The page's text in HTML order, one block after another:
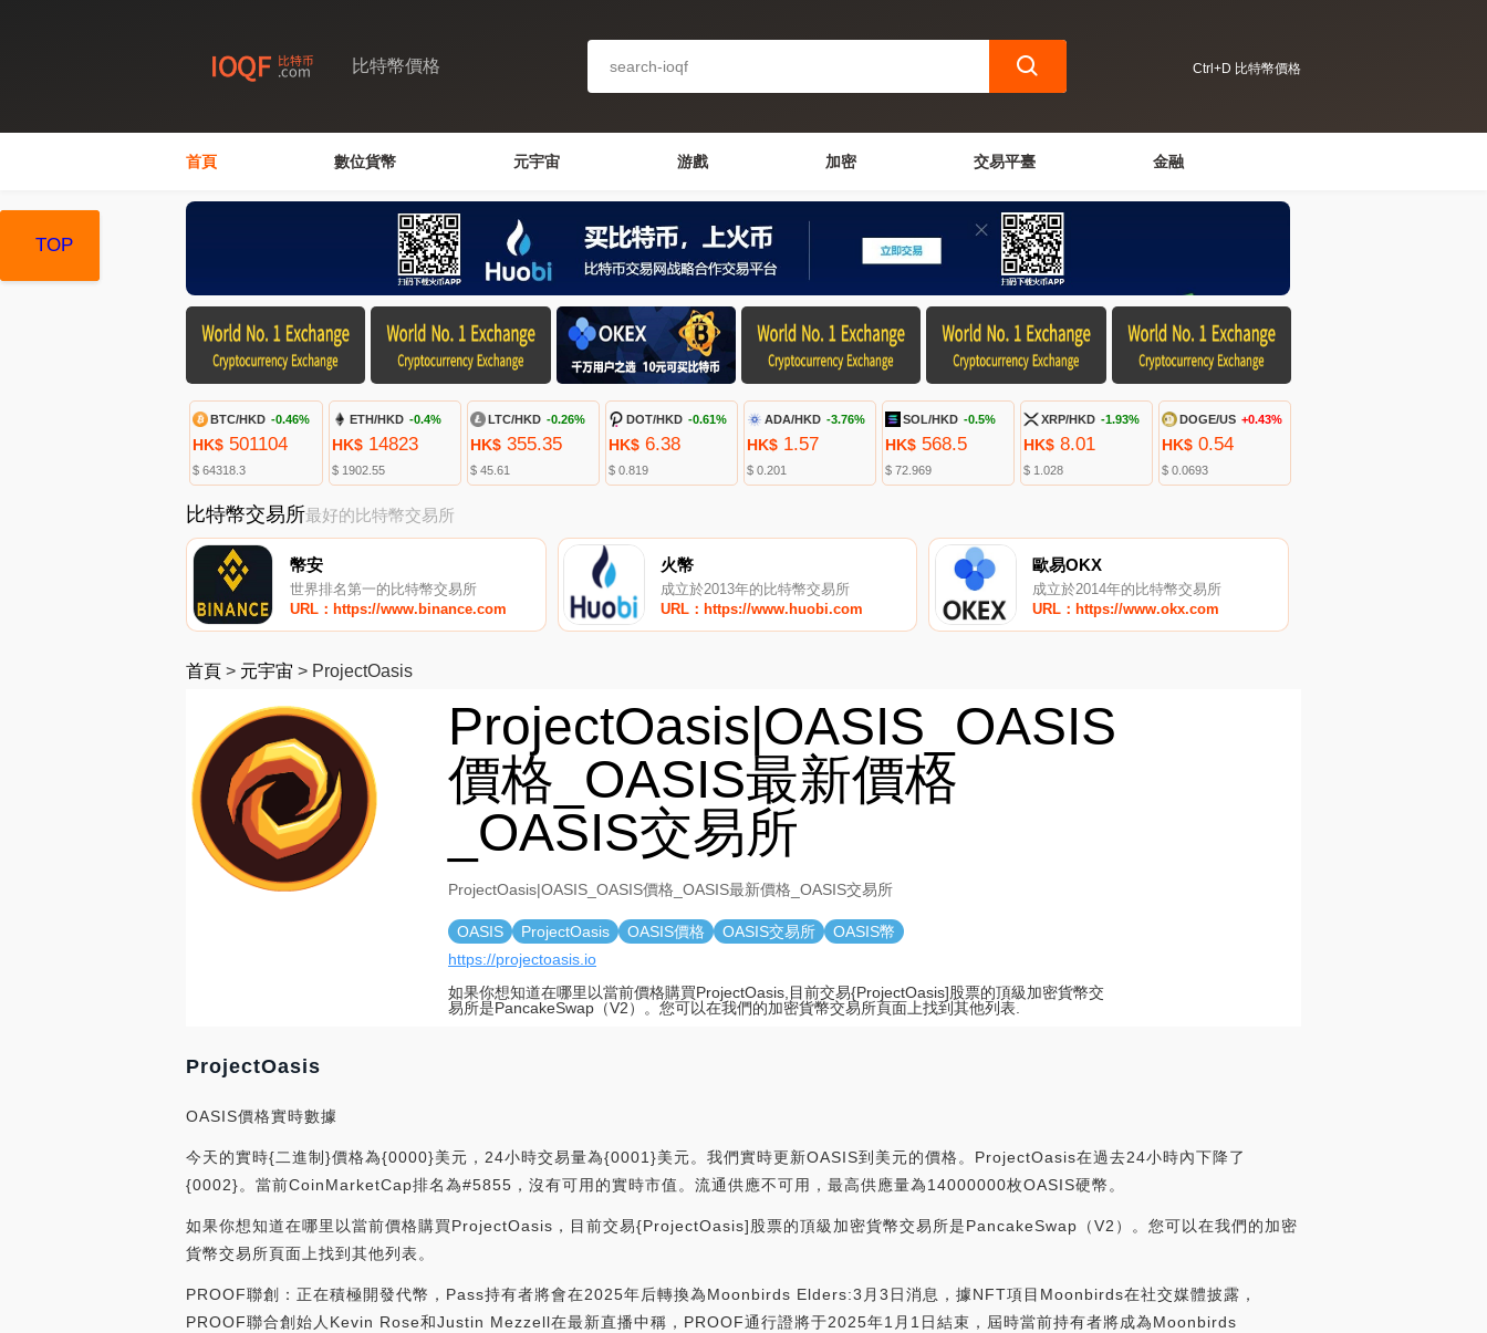
比特幣價格 Ctrl+D 比特幣價格
首頁 數位貨幣 元宇宙 游戲 加密 交易平臺 金融
BTC/HKD -0.46%
HK$ 501104
$ 64318.3
ETH/HKD -0.4%
HK$14823
$ 1902.55
LTC/HKD -0.26%
HK$355.35
$ 45.61
DOT/HKD -0.61%
HK$6.38
$ 0.819
ADA/HKD -3.76%
HK$1.57
$ 0.201
SOL/HKD -0.5%
HK$ 568.5
$ 72.969
XRP/HKD -1.93%
HK$ 8.01
$ 1.028
DOGE/US +0.43%
HK$ 0.54
$ 0.0693
比特幣交易所最好的比特幣交易所
幣安
世界排名第一的比特幣交易所
URL：https://www.binance.com
火幣
成立於2013年的比特幣交易所
URL：https://www.huobi.com
歐易OKX
成立於2014年的比特幣交易所
URL：https://www.okx.com
首頁 > 元宇宙 > ProjectOasis
ProjectOasis|OASIS_OASIS
價格_OASIS最新價格
_OASIS交易所
ProjectOasis|OASIS_OASIS價格_OASIS最新價格_OASIS交易所
OASIS ProjectOasis OASIS價格 OASIS交易所
OASIS幣
https://projectoasis.io
如果你想知道在哪里以當前價格購買ProjectOasis,目前交易{ProjectOasis]股票的頂級加密貨幣交
易所是PancakeSwap（V2）。您可以在我們的加密貨幣交易所頁面上找到其他列表.
ProjectOasis
OASIS價格實時數據
今天的實時{二進制}價格為{0000}美元，24小時交易量為{0001}美元。我們實時更新OASIS到美元的價格。ProjectOasis在過去24小時內下降了
{0002}。當前CoinMarketCap排名為#5855，沒有可用的實時市值。流通供應不可用，最高供應量為14000000枚OASIS硬幣。
如果你想知道在哪里以當前價格購買ProjectOasis，目前交易{ProjectOasis]股票的頂級加密貨幣交易所是PancakeSwap（V2）。您可以在我們的加密
貨幣交易所頁面上找到其他列表。
PROOF聯創：正在積極開發代幣，Pass持有者將會在2025年后轉換為Moonbirds Elders:3月3日消息，據NFT項目Moonbirds在社交媒體披露，
PROOF聯合創始人Kevin Rose和Justin Mezzell在最新直播中稱，PROOF通行證將于2025年1月1日結束，屆時當前持有者將成為Moonbirds
TOP
TOP
TOP